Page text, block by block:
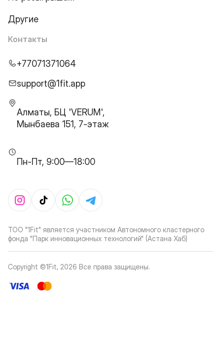
Другие
Контакты
+77071371064
support@1fit.app
Алматы, БЦ 'VERUM',
Мынбаева 151, 7-этаж
Пн-Пт, 9:00—18:00
ТОО "1Fit" является участником Автономного кластерного
фонда "Парк инновационных технологий" (Астана Хаб)
Copyright ©1Fit, 2026 Все права защищены.